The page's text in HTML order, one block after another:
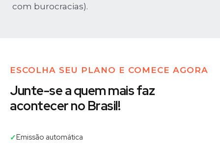
com burocracias).
ESCOLHA SEU PLANO E COMECE AGORA
Junte-se a quem mais faz
acontecer no Brasil!
✓Emissão automática